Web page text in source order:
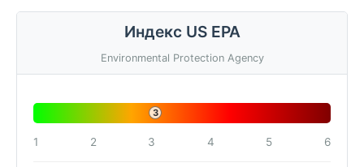
Индекс US EPA
Environmental Protection Agency
3
1 2 3 4 5 6